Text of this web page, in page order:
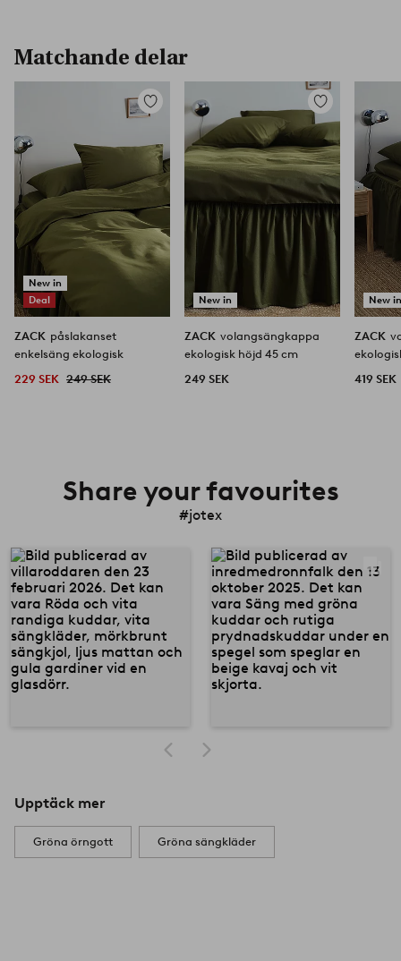
Matchande delar
New in
Deal
Lägg
till
favoriter
ZACK påslakanset
enkelsäng ekologisk
229 SEK 249 SEK
New in
Lägg
till
i
favoriter
ZACK volangsängkappa
ekologisk höjd 45 cm
249 SEK
New
ZACK
419 SEK
Share your favourites
#jotex
Upptäck mer
Gröna örngott Gröna sängkläder